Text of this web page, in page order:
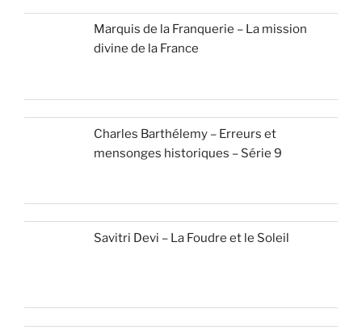
Marquis de la Franquerie – La mission
divine de la France
Charles Barthélemy – Erreurs et
mensonges historiques – Série 9
Savitri Devi – La Foudre et le Soleil